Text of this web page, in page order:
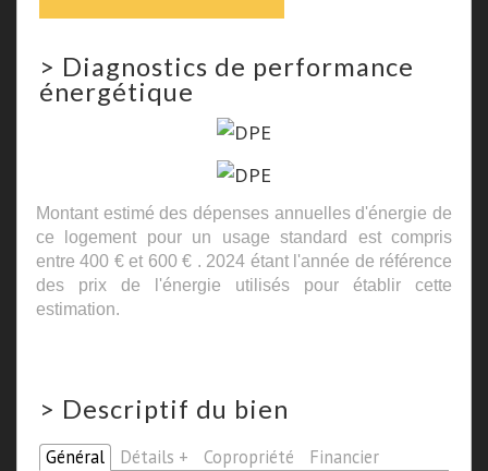
> Diagnostics de performance
énergétique
Montant estimé des dépenses annuelles d'énergie de
ce logement pour un usage standard est compris
entre 400 € et 600 € . 2024 étant l'année de référence
des prix de l'énergie utilisés pour établir cette
estimation.
> Descriptif du bien
Général Détails + Copropriété Financier